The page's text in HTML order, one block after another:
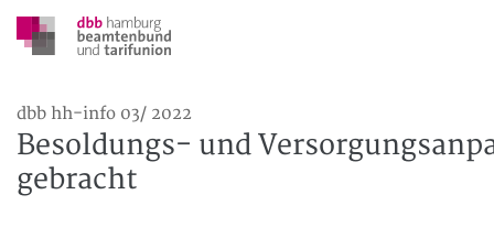
dbb hh-info 03/ 2022
Besoldungs- und
gebracht